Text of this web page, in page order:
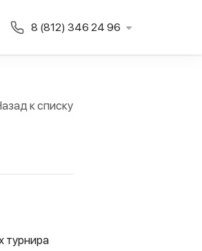
8 (812) 346 24 96
к списку
турнира